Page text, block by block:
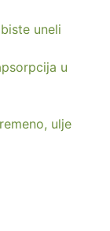
uneli
u
ulje